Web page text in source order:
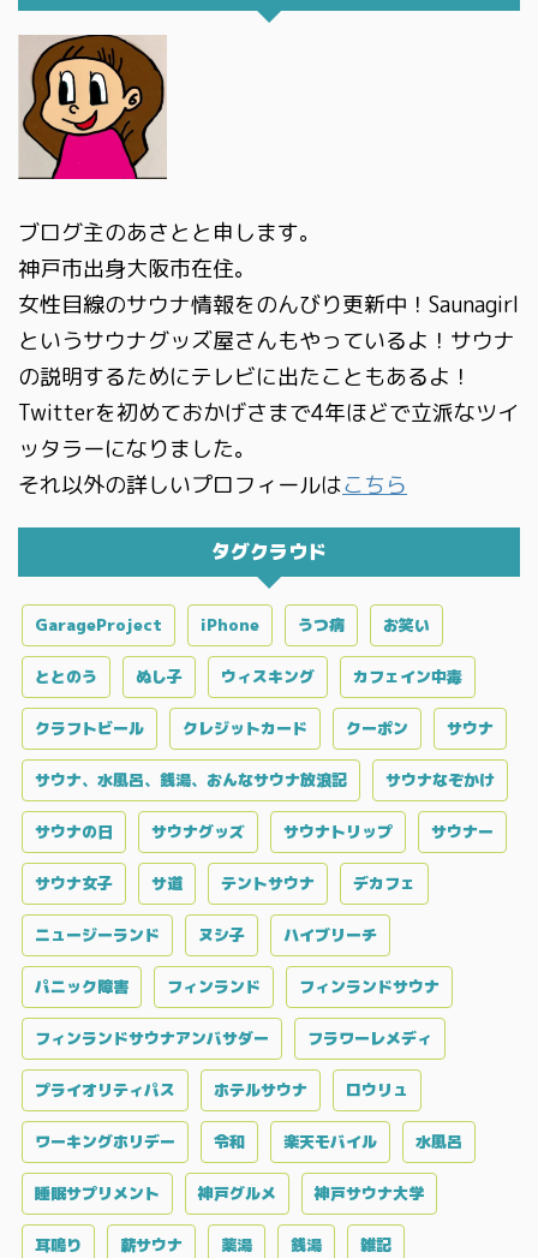
ブログ主のあさとと申します。
神戸市出身大阪市在住。
女性目線のサウナ情報をのんびり更新中！Saunagirl
というサウナグッズ屋さんもやっているよ！サウナ
の説明するためにテレビに出たこともあるよ！
Twitterを初めておかげさまで4年ほどで立派なツイ
ッタラーになりました。
それ以外の詳しいプロフィールはこちら
タグクラウド
GarageProject iPhone うつ病 お笑い
ととのう ぬし子 ウィスキング カフェイン中毒
クラフトビール クレジットカード クーポン サウナ
サウナ、水風呂、銭湯、おんなサウナ放浪記 サウナなぞかけ
サウナの日 サウナグッズ サウナトリップ サウナー
サウナ女子 サ道 テントサウナ デカフェ
ニュージーランド ヌシ子 ハイブリーチ
パニック障害 フィンランド フィンランドサウナ
フィンランドサウナアンバサダー フラワーレメディ
プライオリティパス ホテルサウナ ロウリュ
ワーキングホリデー 令和 楽天モバイル 水風呂
睡眠サプリメント 神戸グルメ 神戸サウナ大学
耳鳴り 薪サウナ 薬湯 銭湯 雑記